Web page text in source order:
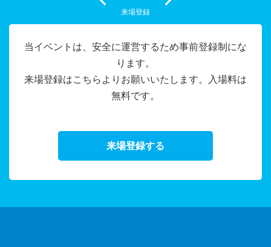
来場登録
当イベントは、安全に運営するため事前登録制にな
ります。
来場登録はこちらよりお願いいたします。入場料は
無料です。
来場登録する